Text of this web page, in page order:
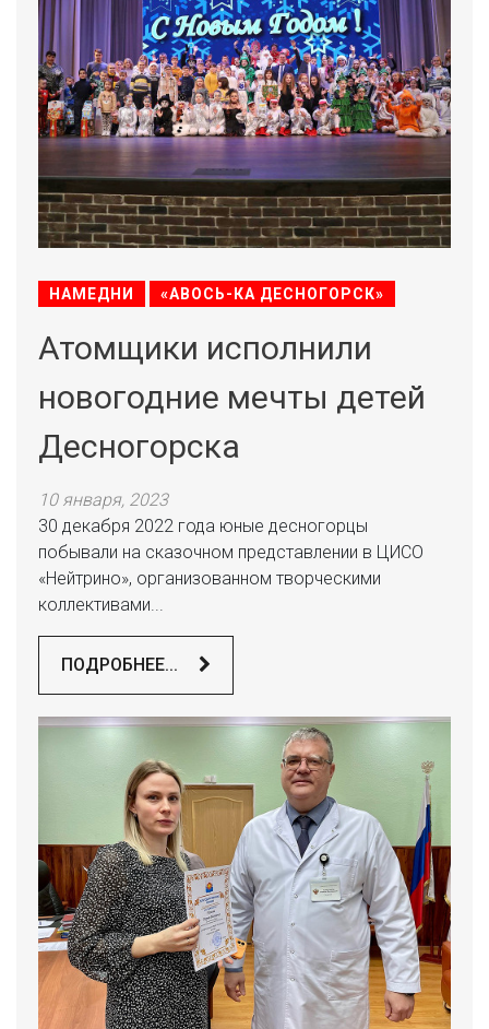
НАМЕДНИ «АВОСЬ-КА ДЕСНОГОРСК»
Атомщики исполнили
новогодние мечты детей
Десногорска
10 января, 2023
30 декабря 2022 года юные десногорцы
побывали на сказочном представлении в ЦИСО
«Нейтрино», организованном творческими
коллективами...
ПОДРОБНЕЕ...